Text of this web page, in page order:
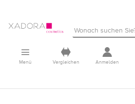
Menü Vergleichen Anmelden